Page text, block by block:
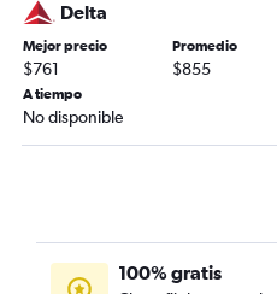
Delta
Mejor precio
$761
Promedio
$855
A tiempo
No disponible
100% gratis